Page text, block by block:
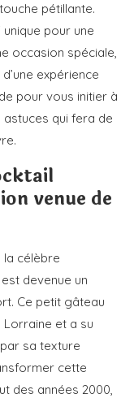
pétillante.
pour une
occasion spéciale,
expérience
pour vous initier à
qui fera de
venue de
la célèbre
devenue un
Ce petit gâteau
et a su
sa texture
cette
des années 2000,